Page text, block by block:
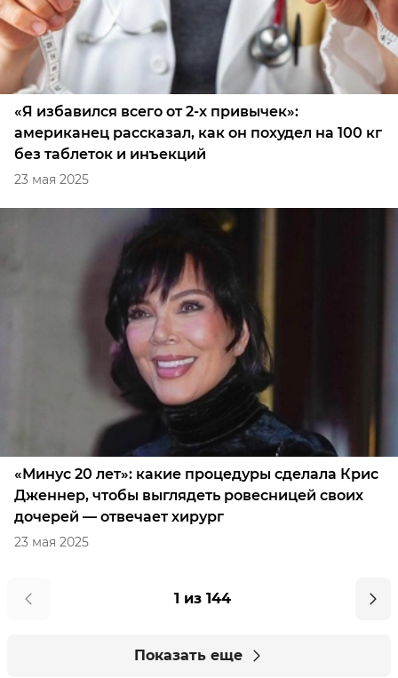
«Я избавился всего от 2-х привычек»:
американец рассказал, как он похудел на 100 кг
без таблеток и инъекций
23 мая 2025
«Минус 20 лет»: какие процедуры сделала Крис
Дженнер, чтобы выглядеть ровесницей своих
дочерей — отвечает хирург
23 мая 2025
1 из 144
Показать еще